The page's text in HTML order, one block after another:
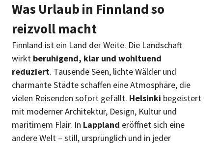
Was Urlaub in Finnland so
reizvoll macht
Finnland ist ein Land der Weite. Die Landschaft
wirkt beruhigend, klar und wohltuend
reduziert. Tausende Seen, lichte Wälder und
charmante Städte schaffen eine Atmosphäre, die
vielen Reisenden sofort gefällt. Helsinki begeistert
mit moderner Architektur, Design, Kultur und
maritimem Flair. In Lappland eröffnet sich eine
andere Welt – still, ursprünglich und in jeder